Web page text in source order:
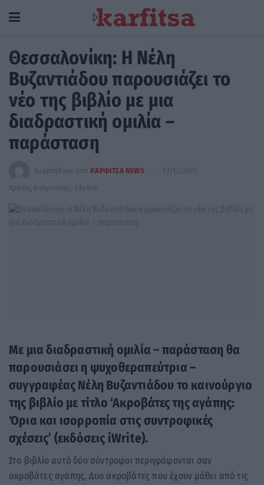
Θεσσαλονίκη: Η Νέλη
Βυζαντιάδου παρουσιάζει το
νέο της βιβλίο με μια
διαδραστική ομιλία –
παράσταση
Αναρτήθηκε από ΚΑΡΦΙΤΣΑ NEWS
13/11/2023
Χρόνος Ανάγνωσης: 1 λεπτό
Με μια διαδραστική ομιλία – παράσταση θα
παρουσιάσει η ψυχοθεραπεύτρια –
συγγραφέας Νέλη Βυζαντιάδου το καινούργιο
της βιβλίο με τίτλο ‘Ακροβάτες της αγάπης:
Όρια και ισορροπία στις συντροφικές
σχέσεις’ (εκδόσεις iWrite).
Στο βιβλίο αυτό δύο σύντροφοι περιγράφονται σαν
ακροβάτες αγάπης. Δυο ακροβάτες που έχουν μάθει από τις